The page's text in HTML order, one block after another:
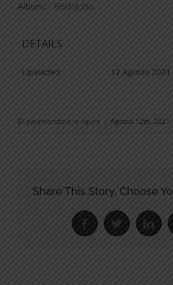
Album: Bertolotto
DETAILS
Uploaded 12 Agosto 2021
Di pavimentazione ligure | Agosto 12th, 2021
Share This Story, Choose
FacebookTwitter